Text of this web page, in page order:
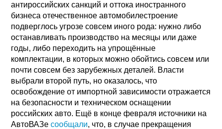
антироссийских санкций и оттока иностранного
бизнеса отечественное автомобилестроение
подверглось угрозе совсем иного рода: нужно либо
останавливать производство на месяцы или даже
годы, либо переходить на упрощённые
комплектации, в которых можно обойтись совсем или
почти совсем без зарубежных деталей. Власти
выбрали второй путь, но оказалось, что
освобождение от импортной зависимости отражается
на безопасности и техническом оснащении
российских авто. Ещё в конце февраля источники на
АвтоВАЗесообщали, что, в случае прекращения